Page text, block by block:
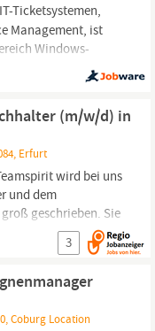
Ticketsystemen,
Management, ist
Windows-
Gute Kenntnisse
sind von
(m/w/d) in
Erfurt
wird bei uns
und dem
geschrieben. Sie
freundschaftlichen
bieten wir
3
Coburg Location